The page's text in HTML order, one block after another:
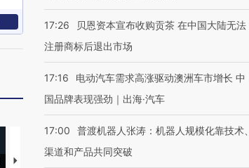
视线｜HYROX的吸金
17:26
贝恩资本宣布收购贡茶 在中国大陆无法
注册商标后退出市场
17:16
电动汽车需求高涨驱动澳洲车市增长 中
国品牌表现强劲｜出海·汽车
17:00
普渡机器人张涛：机器人规模化靠技术、
渠道和产品共同突破